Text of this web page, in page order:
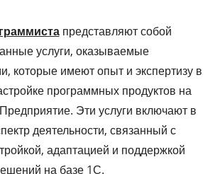
представляют собой
услуги, оказываемые
которые имеют опыт и экспертизу в
программных продуктов на
Эти услуги включают в
деятельности, связанный с
адаптацией и поддержкой
на базе 1С.